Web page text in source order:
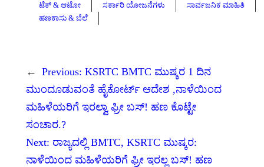
ಟೆಕ್ & ಆಟೋ
ಸರ್ಕಾರಿ ಯೋಜನೆಗಳು
ಸಾರ್ವಜನಿಕ ಮಾಹಿತಿ
ಹಣಕಾಸು & ಬೆಲೆ
← Previous: KSRTC BMTC ಮುಷ್ಕರ 1 ದಿನ
ಮುಂದೂಡುವಂತೆ ಹೈಕೋರ್ಟ್‌ ಆದೇಶ ,ನಾಳೆಯಿಂದ
ಮಹಿಳೆಯರಿಗೆ ಇರಲ್ವಾ ಫ್ರೀ ಬಸ್! ಹಣ ಕೊಟ್ಟೇ
ಸಂಚಾರ.?
Next: ರಾಜ್ಯದಲ್ಲಿ BMTC, KSRTC ಮುಷ್ಕರ:
ನಾಳೆಯಿಂದ ಮಹಿಳೆಯರಿಗೆ ಫ್ರೀ ಇರಲ್ಲ ಬಸ್! ಹಣ